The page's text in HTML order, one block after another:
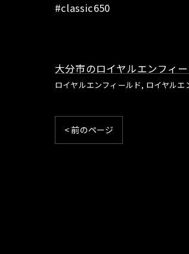
#classic650
大分市のロイヤルエンフィ
ロイヤルエンフィールド ロイヤルエ
< 前のページ